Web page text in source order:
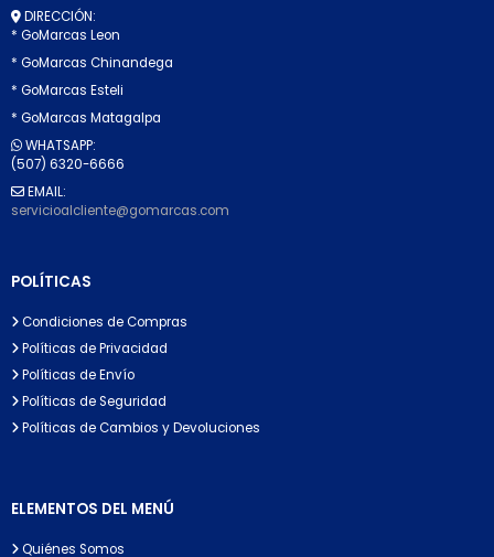
DIRECCIÓN:
* GoMarcas Leon
* GoMarcas Chinandega
* GoMarcas Esteli
* GoMarcas Matagalpa
WHATSAPP:
(507) 6320-6666
EMAIL:
servicioalcliente@gomarcas.com
POLÍTICAS
Condiciones de Compras
Políticas de Privacidad
Políticas de Envío
Políticas de Seguridad
Políticas de Cambios y Devoluciones
ELEMENTOS DEL MENÚ
Quiénes Somos